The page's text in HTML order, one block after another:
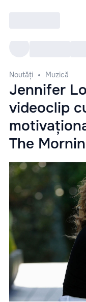
Noutăți Muzică
Jennifer
videoclip
The